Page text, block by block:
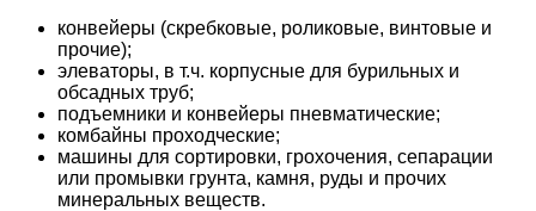
конвейеры (скребковые, роликовые, винтовые и
прочие);
элеваторы, в т.ч. корпусные для бурильных и
обсадных труб;
подъемники и конвейеры пневматические;
комбайны проходческие;
машины для сортировки, грохочения, сепарации
или промывки грунта, камня, руды и прочих
минеральных веществ.